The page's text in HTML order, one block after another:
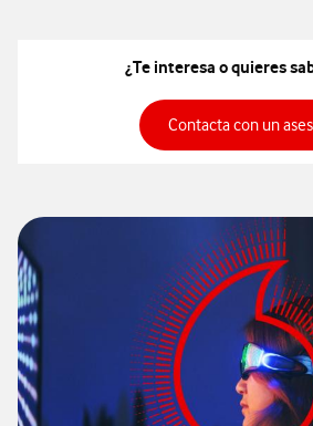
¿Te interesa o quieres
Contacta con un